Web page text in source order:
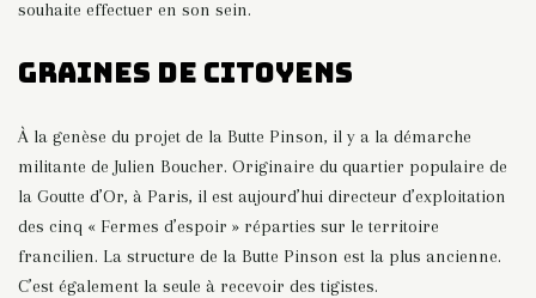
souhaite effectuer en son sein.
Graines de citoyens
À la genèse du projet de la Butte Pinson, il y a la démarche
militante de Julien Boucher. Originaire du quartier populaire de
la Goutte d’Or, à Paris, il est aujourd’hui directeur d’exploitation
des cinq « Fermes d’espoir » réparties sur le territoire
francilien. La structure de la Butte Pinson est la plus ancienne.
C’est également la seule à recevoir des tigistes.